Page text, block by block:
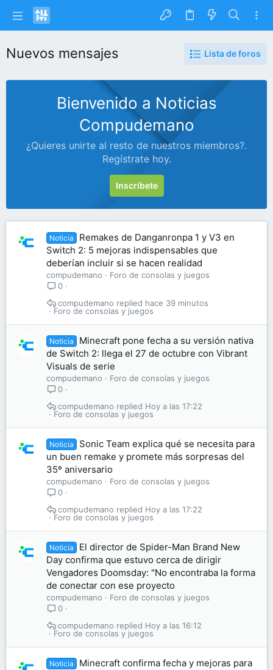
Nuevos mensajes Lista de foros
Bienvenido a Noticias
Compudemano
¿Quieres unirte al resto de nuestros miembros?.
Regístrate hoy.
Inscríbete
Noticia
Remakes de Danganronpa 1 y V3 en
Switch 2: 5 mejoras indispensables que
deberían incluir si se hacen realidad
compudemano
Foro de consolas y juegos
0
Foro de consolas y juegos
hace 39 minutos
compudemano
Noticia
Minecraft pone fecha a su versión nativa
de Switch 2: llega el 27 de octubre con Vibrant
Visuals de serie
compudemano
Foro de consolas y juegos
0
Foro de consolas y juegos
Hoy a las 17:22
compudemano
Noticia
Sonic Team explica qué se necesita para
un buen remake y promete más sorpresas del
35º aniversario
compudemano
Foro de consolas y juegos
0
Foro de consolas y juegos
Hoy a las 17:22
compudemano
Noticia
El director de Spider-Man Brand New
Day confirma que estuvo cerca de dirigir
Vengadores Doomsday: "No encontraba la forma
de conectar con ese proyecto
compudemano
Foro de consolas y juegos
0
Foro de consolas y juegos
Hoy a las 16:12
compudemano
Noticia
Minecraft confirma fecha y mejoras para